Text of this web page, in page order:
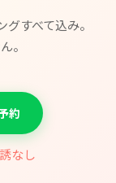
すべて込み。
。
約
なし